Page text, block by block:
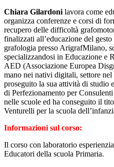
Chiara Gilardonilavora come
organizza conferenze e corsi di
recupero delle difficoltà
finalizzati all’educazione del
grafologia presso ArigrafMilano,
specializzandosi in Educazione e
AED (Associazione Europea
mano nei nativi digitali, settore nel
proseguito la sua attività di studio
di Perfezionamento per
nelle scuole ed ha conseguito il
Venturelli per la scuola
Informazioni sul corso:
Il corso con laboratorio
Educatori della scuola Primaria.